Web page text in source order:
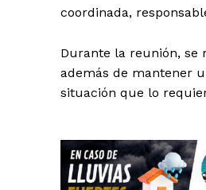
coordinada,
Durante la reunión, se
además de mantener
situación que lo